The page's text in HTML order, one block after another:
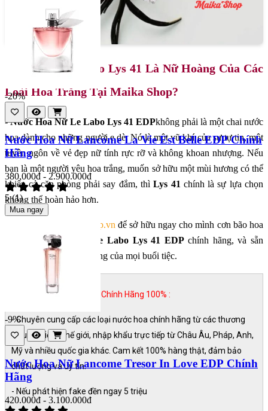
Kết Luận : Tại Sao Lys 41 Là Nữ Hoàng Của Các
Loài Hoa Trắng Tại Maika Shop?
-Nước Hoa Nữ Le Labo Lys 41 EDPkhông phải là một chai nước
hoa dành cho những người e dè. Nó là một vũ khí của sự tự tin, một
tuyên ngôn về vẻ đẹp nữ tính rực rỡ và không khoan nhượng. Nếu
bạn là một người yêu hoa trắng, muốn sở hữu một mùi hương có thể
khiến cả căn phòng phải say đắm, thìLys 41chính là sự lựa chọn
không thể hoàn hảo hơn.
MaikaShop.vnđể sở hữu ngay cho mình cơn bão hoa
Nước Hoa Nữ Le Labo Lys 41 EDPchính hãng, và sẵn
sàng để trở thành nữ hoàng của mọi buổi tiệc.
MAIKA SHOP Nước Hoa Chính Hãng 100% :
- Chuyên cung cấp các loại nước hoa chính hãng từ các thương
hiệu nổi tiếng thế giới, nhập khẩu trực tiếp từ Châu Âu, Pháp, Anh,
Mỹ và nhiều quốc gia khác. Cam kết 100% hàng thật, đảm bảo
chất lượng và uy tín.
- Nếu phát hiện fake đền ngay 5 triệu
-20%
Nước Hoa Nữ Lancome La Vie Est Belle EDP Chính
Hãng
380.000đ - 2.900.000đ
5 (1)
Mua ngay
-9%
Nước Hoa Nữ Lancome Tresor In Love EDP Chính
Hãng
420.000đ - 3.100.000đ